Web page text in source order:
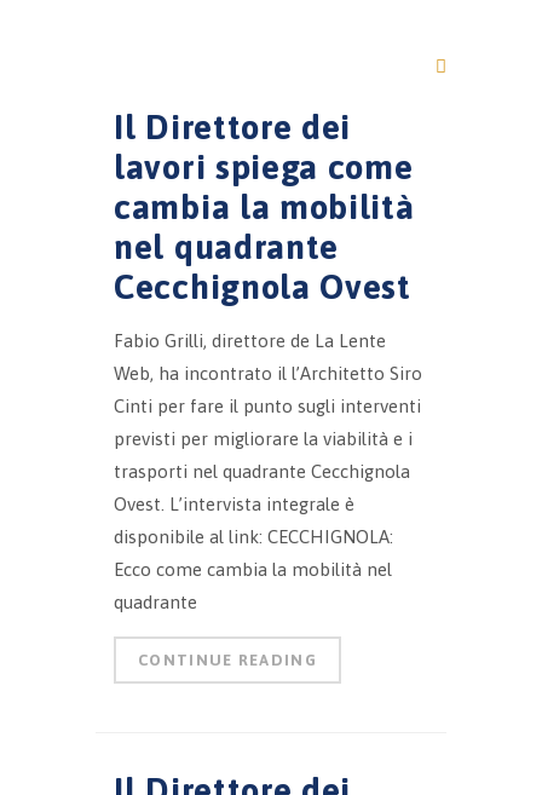
Il Direttore dei
lavori spiega come
cambia la mobilità
nel quadrante
Cecchignola Ovest
Fabio Grilli, direttore de La Lente
Web, ha incontrato il l’Architetto Siro
Cinti per fare il punto sugli interventi
previsti per migliorare la viabilità e i
trasporti nel quadrante Cecchignola
Ovest. L’intervista integrale è
disponibile al link: CECCHIGNOLA:
Ecco come cambia la mobilità nel
quadrante
CONTINUE READING